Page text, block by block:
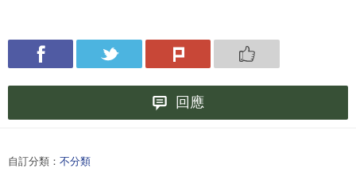
回應
自訂分類： 不分類